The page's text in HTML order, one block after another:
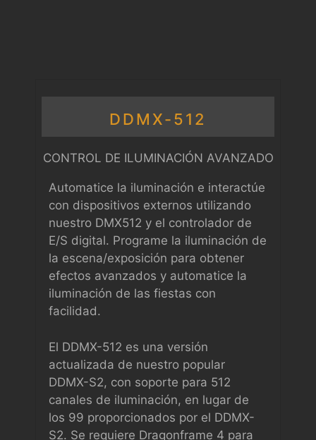
DDMX-512
CONTROL DE ILUMINACIÓN AVANZADO
Automatice la iluminación e interactúe
con dispositivos externos utilizando
nuestro DMX512 y el controlador de
E/S digital. Programe la iluminación de
la escena/exposición para obtener
efectos avanzados y automatice la
iluminación de las fiestas con
facilidad.
El DDMX-512 es una versión
actualizada de nuestro popular
DDMX-S2, con soporte para 512
canales de iluminación, en lugar de
los 99 proporcionados por el DDMX-
S2. Se requiere Dragonframe 4 para